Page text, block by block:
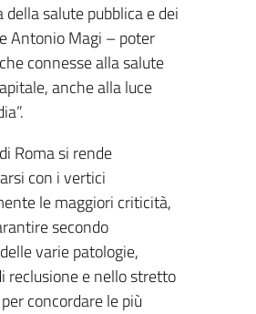
salute pubblica e dei
Antonio Magi – poter
connesse alla salute
anche alla luce
Roma si rende
con i vertici
le maggiori criticità,
secondo
varie patologie,
reclusione e nello stretto
concordare le più